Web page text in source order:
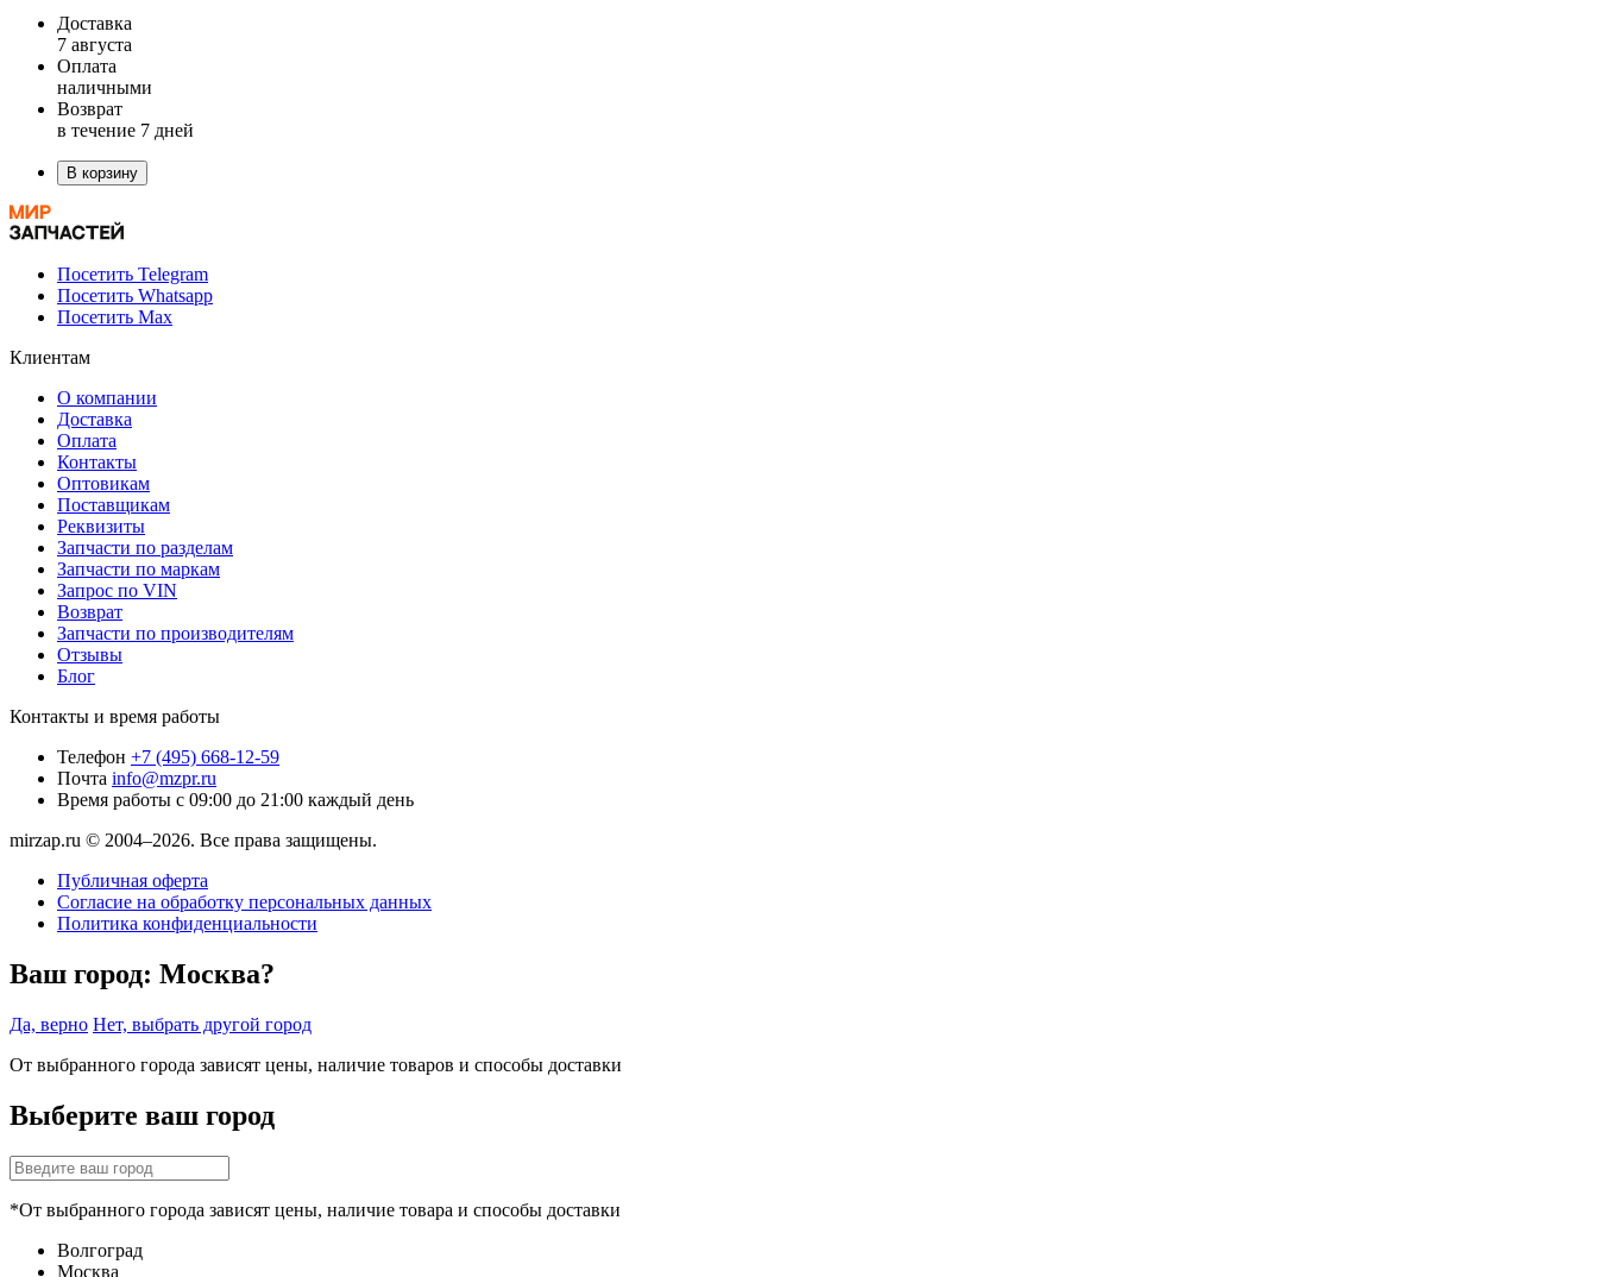
Доставка
7 августа
Оплата
наличными
Возврат
в течение 7 дней
В корзину
Посетить Telegram
Посетить Whatsapp
Посетить Max
Клиентам
О компании
Доставка
Оплата
Контакты
Оптовикам
Поставщикам
Реквизиты
Запчасти по разделам
Запчасти по маркам
Запрос по VIN
Возврат
Запчасти по производителям
Отзывы
Блог
Контакты и время работы
Телефон +7 (495) 668-12-59
Почта info@mzpr.ru
Время работы с 09:00 до 21:00 каждый день
mirzap.ru © 2004–2026. Все права защищены.
Публичная оферта
Согласие на обработку персональных данных
Политика конфиденциальности
Ваш город: Москва?
Да, верно Нет, выбрать другой город
От выбранного города зависят цены, наличие товаров и способы доставки
Выберите ваш город
*От выбранного города зависят цены, наличие товара и способы доставки
Волгоград
Москва